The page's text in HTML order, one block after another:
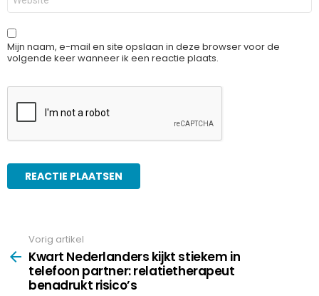
Mijn naam, e-mail en site opslaan in deze browser voor de
volgende keer wanneer ik een reactie plaats.
more
Vorig artikel
Kwart Nederlanders kijkt stiekem in
telefoon partner: relatietherapeut
benadrukt risico’s